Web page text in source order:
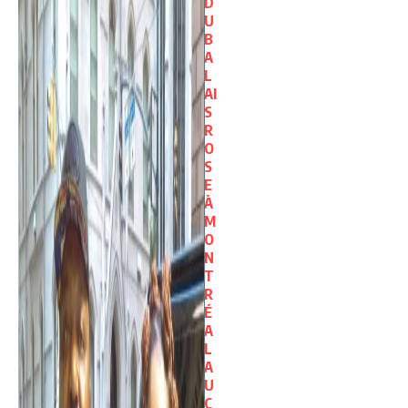
U
B
A
L
AI
S
R
O
S
E
À
M
O
N
T
R
É
A
L
A
U
C